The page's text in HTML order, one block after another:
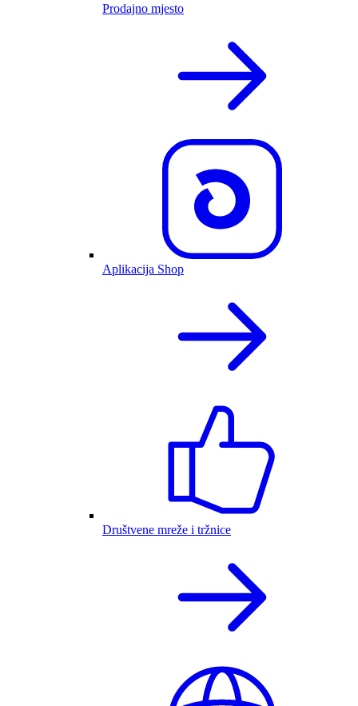
Prodajno mjesto
Aplikacija Shop
Društvene mreže i tržnice